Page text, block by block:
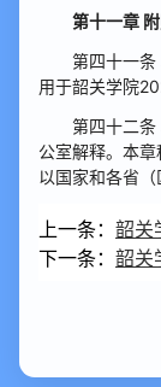
第十一章 附
第四十一
用于韶关学院
第四十二
公室解释。本章
以国家和各省（
上一条： 韶关
下一条： 韶关